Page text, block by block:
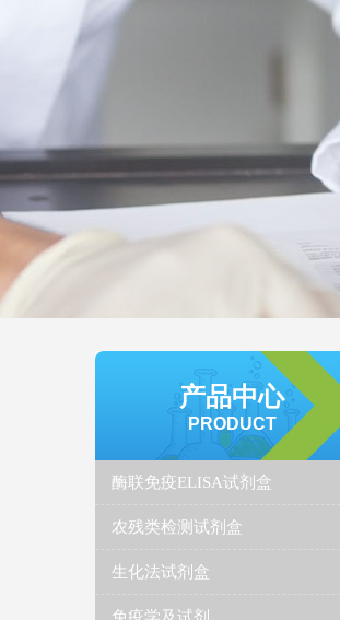
产品中心
PRODUCT
酶联免疫ELISA试剂盒
农残类检测试剂盒
生化法试剂盒